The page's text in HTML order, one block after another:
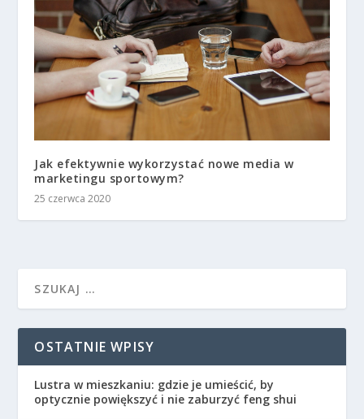
Jak efektywnie wykorzystać nowe media w
marketingu sportowym?
25 czerwca 2020
OSTATNIE WPISY
Lustra w mieszkaniu: gdzie je umieścić, by
optycznie powiększyć i nie zaburzyć feng shui